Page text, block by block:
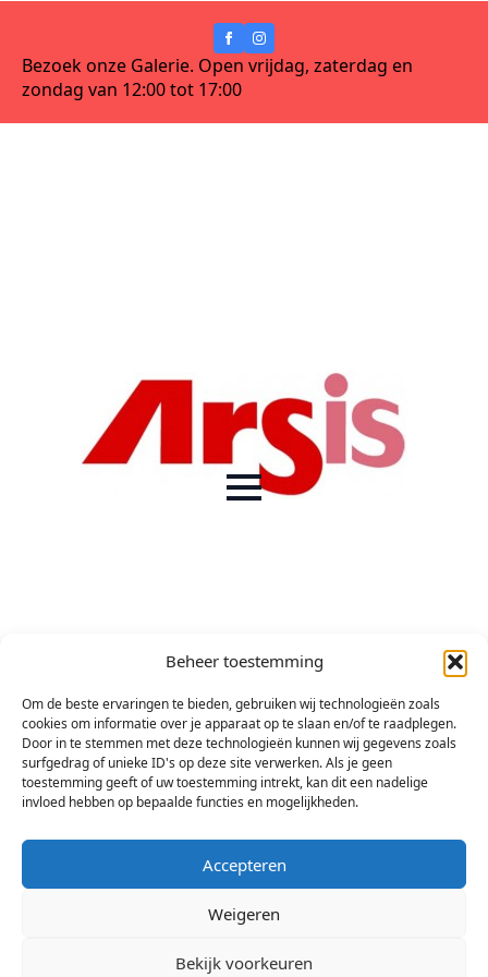
Beheer toestemming
Om de beste ervaringen te bieden, gebruiken wij technologieën zoals
cookies om informatie over je apparaat op te slaan en/of te raadplegen.
Door in te stemmen met deze technologieën kunnen wij gegevens zoals
surfgedrag of unieke ID's op deze site verwerken. Als je geen
toestemming geeft of uw toestemming intrekt, kan dit een nadelige
invloed hebben op bepaalde functies en mogelijkheden.
Accepteren
Weigeren
Bekijk voorkeuren
Bezoek onze Galerie. Open vrijdag, zaterdag en
zondag van 12:00 tot 17:00